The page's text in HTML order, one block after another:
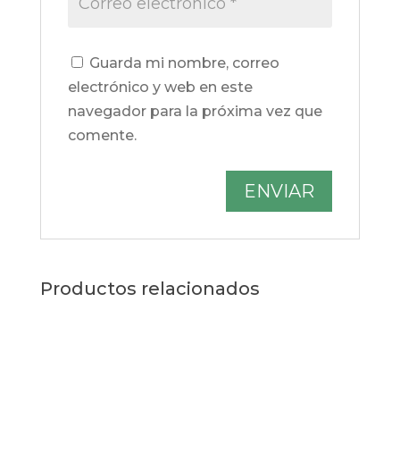
Guarda mi nombre, correo
electrónico y web en este
navegador para la próxima vez que
comente.
Productos relacionados